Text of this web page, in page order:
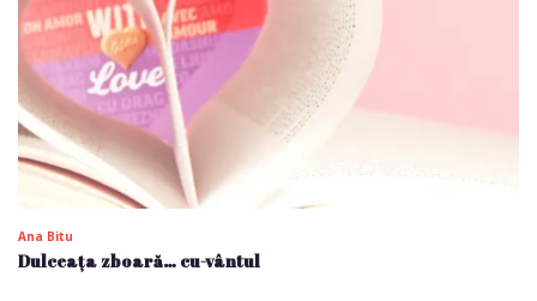
Ana Bitu
Dulceața zboară… cu-vântul